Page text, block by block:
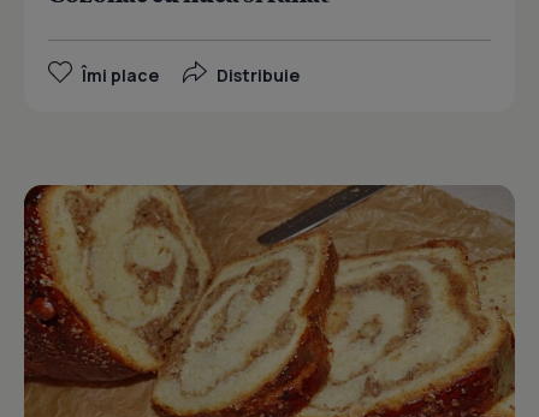
Îmi place Distribuie